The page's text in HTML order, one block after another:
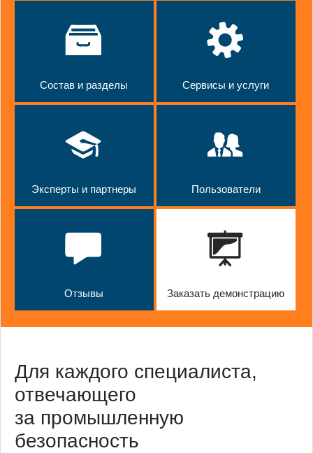
Состав и разделы Сервисы и услуги
Эксперты и партнеры Пользователи
Отзывы Заказать демонстрацию
Для каждого специалиста,
отвечающего
за промышленную
безопасность